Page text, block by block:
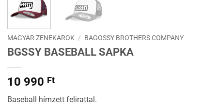
MAGYAR ZENEKAROK / BAGOSSY BROTHERS COMPANY
BGSSY BASEBALL SAPKA
10 990 Ft
Baseball hímzett felirattal.